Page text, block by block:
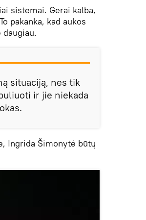
sistemai. Gerai kalba,
pakanka, kad aukos
situaciją, nes tik
ir jie niekada
Ingrida Šimonytė būtų